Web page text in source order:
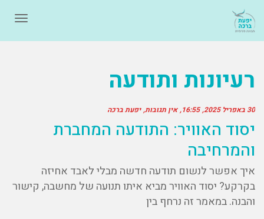
רעיונות ותודעה
30 באפריל 2025 16:55 אין תגובות יפעת ברכה
יסוד האוויר: התודעה המחברת
והמרחיבה
איך אפשר לנשום תודעה חדשה מבלי לאבד אחיזה
בקרקע? יסוד האוויר מביא איתו תנועה של מחשבה, קישור
והבנה. במאמר זה נרחף בין